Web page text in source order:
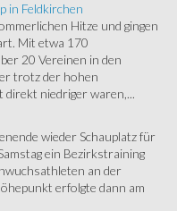
in Feldkirchen
Hitze und gingen
Mit etwa 170
20 Vereinen in den
trotz der hohen
direkt niedriger waren,...
wieder Schauplatz für
ein Bezirkstraining
an der
erfolgte dann am